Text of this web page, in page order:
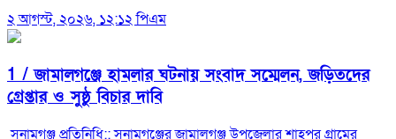
২ আগস্ট, ২০২৬, ১২:১২ পিএম
1 /জামালগঞ্জে হামলার ঘটনায় সংবাদ সম্মেলন, জড়িতদের
গ্রেপ্তার ও সুষ্ঠু বিচার দাবি
‎ ‎সুনামগঞ্জ প্রতিনিধি:: ‎সুনামগঞ্জের জামালগঞ্জ উপজেলার শাহপুর গ্রামের